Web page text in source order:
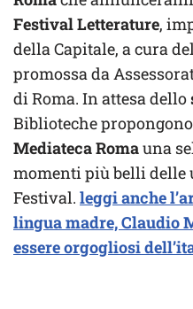
Festival Letterature,
della Capitale, a cura
promossa da
di Roma. In attesa dello
Biblioteche propongono
Mediateca Romauna
momenti più belli delle
Festival. leggi anche
lingua madre, Claudio
essere orgogliosi